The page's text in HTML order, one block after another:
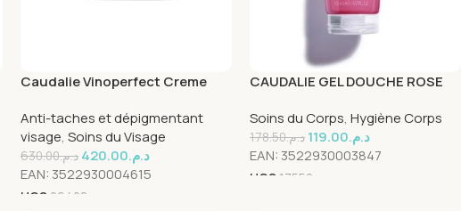
Caudalie Vinoperfect Creme
Anti-taches et dépigmentant
visage, Soins du Visage
د.م.630.00 د.م.420.00
EAN: 3522930004615
UGS 26408
CAUDALIE GEL DOUCHE ROSE
Soins du Corps, Hygiène Corps
د.م.178.50 د.م.119.00
EAN: 3522930003847
UGS 17552